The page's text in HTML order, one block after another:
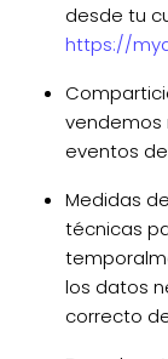
desde tu
https://
vendemos
eventos
Medidas
técnicas
los datos
correcto